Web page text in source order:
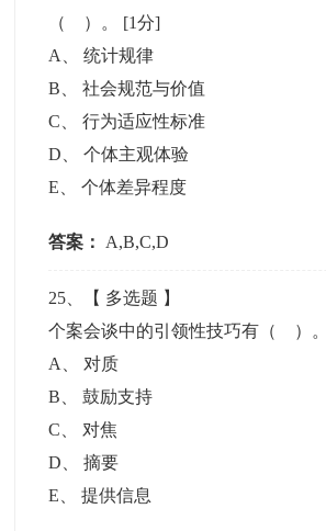
（ ）。 [1分]
A
、统计规律
B 、社会规范与价值
C 、行为适应性标准
D 、个体主观体验
E 、个体差异程度
答案： A,B,C,D
25 、【 多选题 】
个案会谈中的引领性技巧有（ ）。
A
对质
B 、鼓励支持
C
对焦
D 、摘要
E 、提供信息